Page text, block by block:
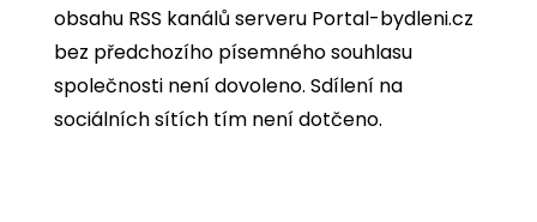
obsahu RSS kanálů serveru Portal-bydleni.cz
bez předchozího písemného souhlasu
společnosti není dovoleno. Sdílení na
sociálních sítích tím není dotčeno.